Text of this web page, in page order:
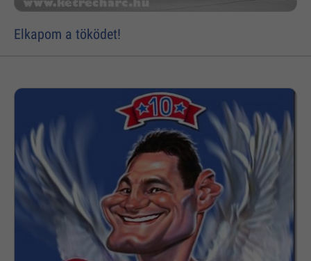
Elkapom a töködet!